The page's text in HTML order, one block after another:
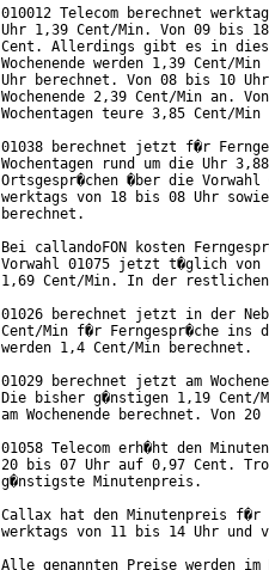
010012 Telecom berechnet
Uhr 1,39 Cent/Min. Von 09 bis
Cent. Allerdings gibt es in
Wochenende werden 1,39 Cent/
Uhr berechnet. Von 08 bis 10
Wochenende 2,39 Cent/Min an.
Wochentagen teure 3,85 Cent/
01038 berechnet jetzt f�r
Wochentagen rund um die Uhr
Ortsgespr�chen �ber die
werktags von 18 bis 08 Uhr sowie
berechnet.
Bei callandoFON kosten
Vorwahl 01075 jetzt t�glich von
1,69 Cent/Min. In der
01026 berechnet jetzt in der
Cent/Min f�r Ferngespr�che ins
werden 1,4 Cent/Min berechnet.
01029 berechnet jetzt am
Die bisher g�nstigen 1,19 Cent/
am Wochenende berechnet.
01058 Telecom erh�ht den
20 bis 07 Uhr auf 0,97 Cent.
g�nstigste Minutenpreis.
Callax hat den Minutenpreis f�r
werktags von 11 bis 14 Uhr und
Alle genannten Preise werden